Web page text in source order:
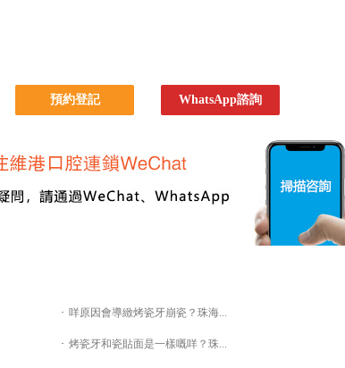
預約登記 WhatsApp諮詢
· 咩原因會導緻烤瓷牙崩瓷？珠海...
· 烤瓷牙和瓷貼面是一樣嘅咩？珠...